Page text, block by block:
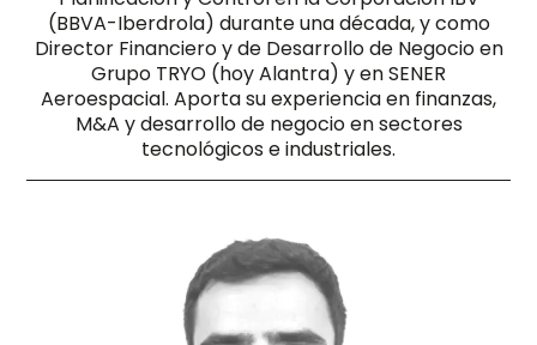
(BBVA-Iberdrola) durante una década, y como
Director Financiero y de Desarrollo de Negocio en
Grupo TRYO (hoy Alantra) y en SENER
Aeroespacial. Aporta su experiencia en finanzas,
M&A y desarrollo de negocio en sectores
tecnológicos e industriales.